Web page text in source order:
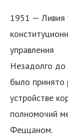
1951 — Ливия
управления
Незадолго до
было принято
устройстве
полномочий
Феццаном.